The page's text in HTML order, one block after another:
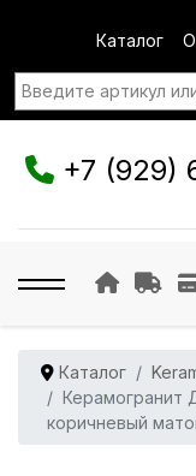
Каталог
+7 (929)
Каталог
Керамогранит
коричневый